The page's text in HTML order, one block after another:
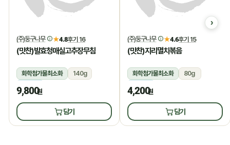
(주)둥구나무 ★4.8후기 16
(맛찬)발효청매실고추장무침
화학첨가물최소화
140g
냉장
9,800원
담기
(주)둥구나무 ★4.6후기 15
(맛찬)지리멸치볶음
화학첨가물최소화
80g
냉장
4,200원
담기